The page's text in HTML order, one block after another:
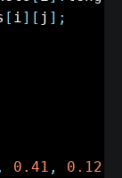
[ i] [ j ] ;
, 0.41 , 0.12